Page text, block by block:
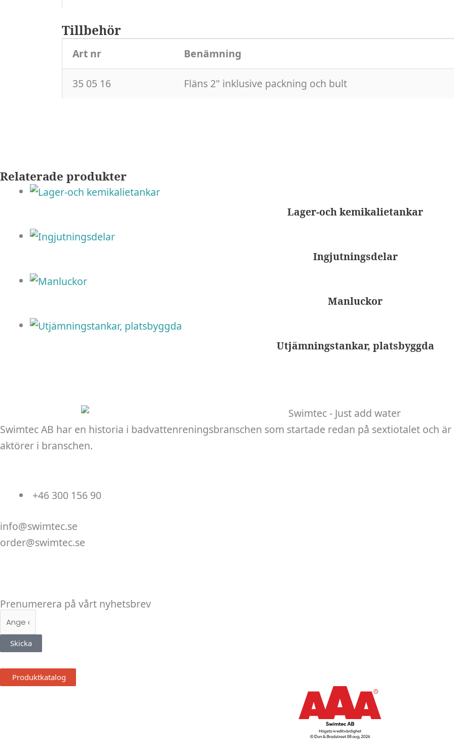
Tillbehör
Art nr Benämning
35 05 16 Fläns 2" inklusive packning och bult
Relaterade produkter
Lager-och kemikalietankar
Ingjutningsdelar
Manluckor
Utjämningstankar, platsbyggda
Swimtec AB har en historia i badvattenreningsbranschen som startade redan på sextiotalet och
aktörer i branschen.
+46 300 156 90
info@swimtec.se
order@swimtec.se
Prenumerera på vårt nyhetsbrev
E-
post
Skicka
Produktkatalog